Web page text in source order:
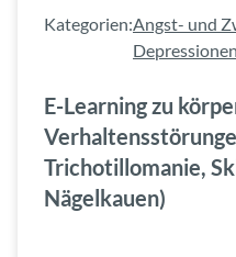
Kategorien:Angst- und
Depressionen
E-Learning zu
Trichotillomanie,
Nägelkauen)